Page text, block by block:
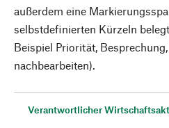
außerdem eine
selbstdefinierten Kürzeln
Beispiel Priorität,
nachbearbeiten).
Verantwortlicher